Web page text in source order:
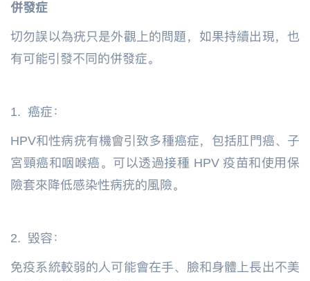
併發症
切勿誤以為疣只是外觀上的問題，如果持續出現，也
有可能引發不同的併發症。
1. 癌症：
HPV和性病疣有機會引致多種癌症，包括肛門癌、子
宮頸癌和咽喉癌。可以透過接種 HPV 疫苗和使用保
險套來降低感染性病疣的風險。
2. 毀容：
免疫系統較弱的人可能會在手、臉和身體上長出不美